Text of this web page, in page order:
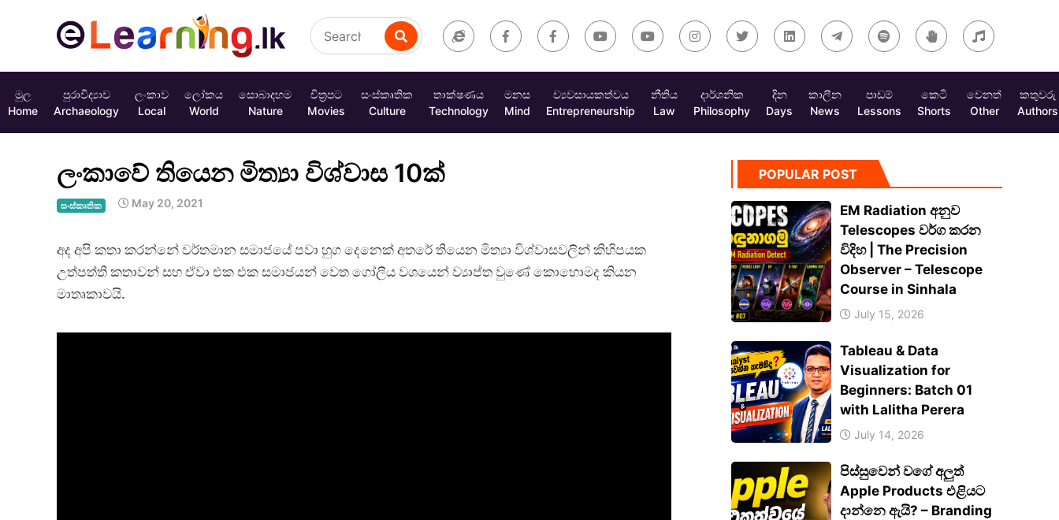
මුල
Home
පුරාවිද්‍යාව
Archaeology
ලංකාව
Local
ලෝකය
World
සොබාදහම
Nature
චිත්‍රපට
Movies
සංස්කෘතික
Culture
තාක්ෂණය
Technology
මනස
Mind
ව්‍යවසායකත්වය
Entrepreneurship
නීතිය
Law
දාර්ශනික
Philosophy
දින
Days
කාලීන
News
පාඩම්
Lessons
කෙටි
Shorts
වෙනත්
Other
කතුවරු
Authors
ලංකාවේ තියෙන මිත්‍යා විශ්වාස 10ක්
සංස්කෘතික May 20, 2021
අද අපි කතා කරන්නේ වර්තමාන සමාජයේ පවා හුග දෙනෙක් අතරේ තියෙන මිත්‍යා විශ්වාසවලින් කිහිපයක
උත්පත්ති කතාවන් සහ ඒවා එක එක සමාජයන් වෙත ගෝලීය වශයෙන් ව්‍යාප්ත වුණේ කොහොමද කියන
මාතෘකාවයි.
POPULAR POST
EM Radiation අනුව
Telescopes වර්ග කරන
විදිහ | The Precision
Observer – Telescope
Course in Sinhala
July 15, 2026
Tableau & Data
Visualization for
Beginners: Batch 01
with Lalitha Perera
July 14, 2026
පිස්සුවෙන් වගේ අලුත්
Apple Products එළියට
දාන්නෙ ඇයි? – Branding